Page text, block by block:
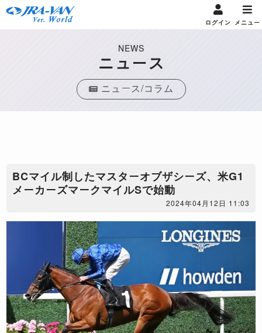
ログイン メニュー
NEWS
ニュース
ニュース/コラム
BCマイル制したマスターオブザシーズ、米G1
メーカーズマークマイルSで始動
2024年04月12日 11:03